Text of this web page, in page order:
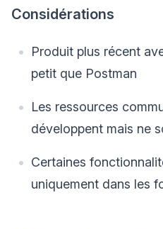
Considérations
Produit plus récent
petit que Postman
Les ressources
développent mais ne
Certaines
uniquement dans les